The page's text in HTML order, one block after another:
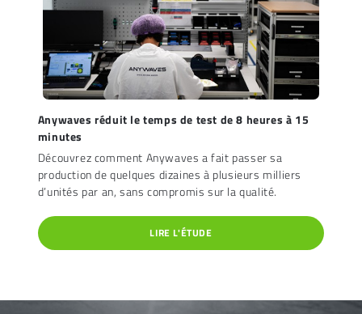
Anywaves réduit le temps de test de 8 heures à 15
minutes
Découvrez comment Anywaves a fait passer sa
production de quelques dizaines à plusieurs milliers
d’unités par an, sans compromis sur la qualité.
LIRE L'ÉTUDE